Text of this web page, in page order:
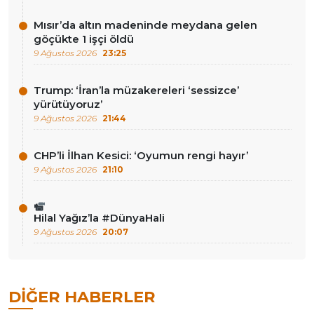
Mısır’da altın madeninde meydana gelen
göçükte 1 işçi öldü
9 Ağustos 2026 23:25
Trump: ‘İran’la müzakereleri ‘sessizce’
yürütüyoruz’
9 Ağustos 2026 21:44
CHP’li İlhan Kesici: ‘Oyumun rengi hayır’
9 Ağustos 2026 21:10
Hilal Yağız’la #DünyaHali
9 Ağustos 2026 20:07
DIĞER HABERLER